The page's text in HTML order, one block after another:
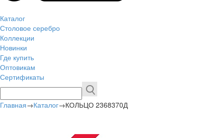
Каталог
Столовое серебро
Коллекции
Новинки
Где купить
Оптовикам
Сертификаты
Главная→Каталог→КОЛЬЦО 2368370Д